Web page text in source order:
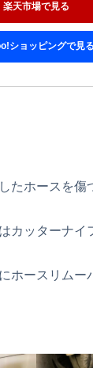
楽天市場で見る
ショッピングで見る
たホースを傷
カッターナイ
ホースリムー